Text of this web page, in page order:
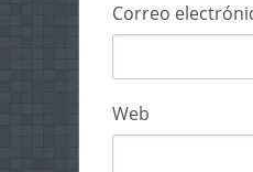
Correo
Web